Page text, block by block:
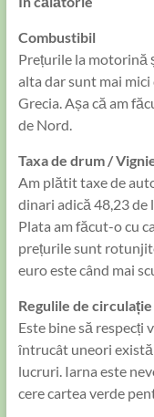
Combustibil
Prețurile la motorină
alta dar sunt mai mici
Grecia. Așa că am
de Nord.
Taxa de drum /
Am plătit taxe de
dinari adică 48,23 de
Plata am făcut-o cu
prețurile sunt
euro este când mai
Regulile de circulație
Este bine să respecți
întrucât uneori
lucruri. Iarna este
cere cartea verde